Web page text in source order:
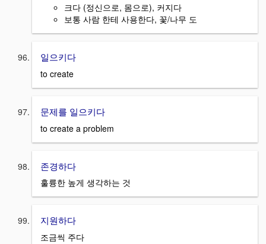
크다 (정신으로, 몸으로), 커지다
보통 사람 한테 사용한다, 꽃/나무 도
일으키다
to create
문제를 일으키다
to create a problem
존경하다
훌륭한 높게 생각하는 것
지원하다
조금씩 주다